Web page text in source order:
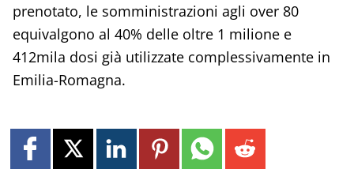
prenotato, le somministrazioni agli over 80
equivalgono al 40% delle oltre 1 milione e
412mila dosi già utilizzate complessivamente in
Emilia-Romagna.